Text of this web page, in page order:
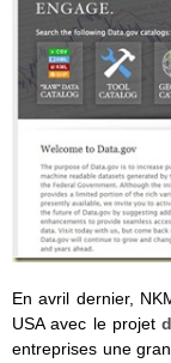
En avril dernier,
USA avec le projet
entreprises une